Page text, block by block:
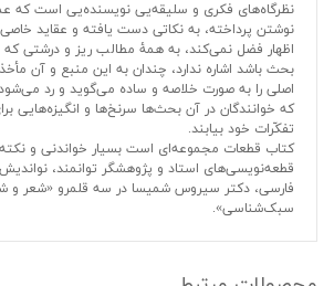
نظرگاه‌های فکری و سلیقه‌یی نویسنده‌یی است که
نوشتن پرداخته، به نکاتی دست یافته و عقاید
اظهار فضل نمی‌کند، به همۀ مطالب ریز و درشتی که
بحث باشد اشاره ندارد، چندان به این منبع و آن
اصلی را به صورت خلاصه و ساده می‌گوید و رد
که خوانندگان در آن بحث‌ها سرنخ‌ها و انگیزه‌هایی
تفکّرات خود بیابند.
کتاب قطعات مجموعه‌ای است بسیار خواندنی و
قطعه‌نویسی‌های استاد و پژوهشگر توانمند،
فارسی، دکتر سیروس شمیسا در سه قلمرو «شعر و
سبک‌شناسی».